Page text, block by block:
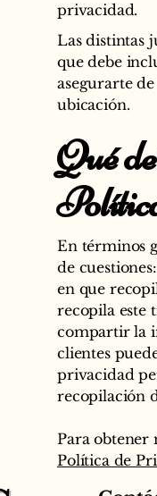
privacidad.
Las distintas
que debe
asegurarte
ubicación.
Qué
En términos
de
en que
recopila este
compartir la
clientes
privacidad
recopilación
Para obtener
Política de